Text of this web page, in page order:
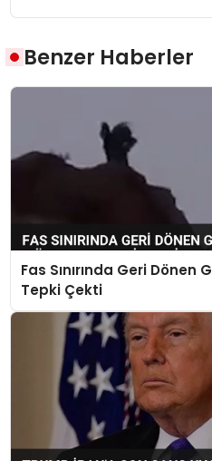
Benzer Haberler
Fas Sınırında Geri Dönen
Tepki Çekti